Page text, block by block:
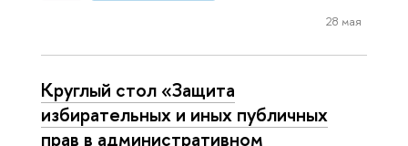
28 мая
Круглый стол «Защита
избирательных и иных публичных
прав в административном